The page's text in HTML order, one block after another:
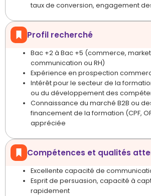
taux de conversion, engagement
Profil recherché
Bac +2 à Bac +5 (commerce,
communication ou RH)
Expérience en prospection
Intérêt pour le secteur de la
ou du développement des
Connaissance du marché B2B ou
financement de la formation (CPF,
appréciée
Compétences et qualités
Excellente capacité de
Esprit de persuasion, capacité à
rapidement